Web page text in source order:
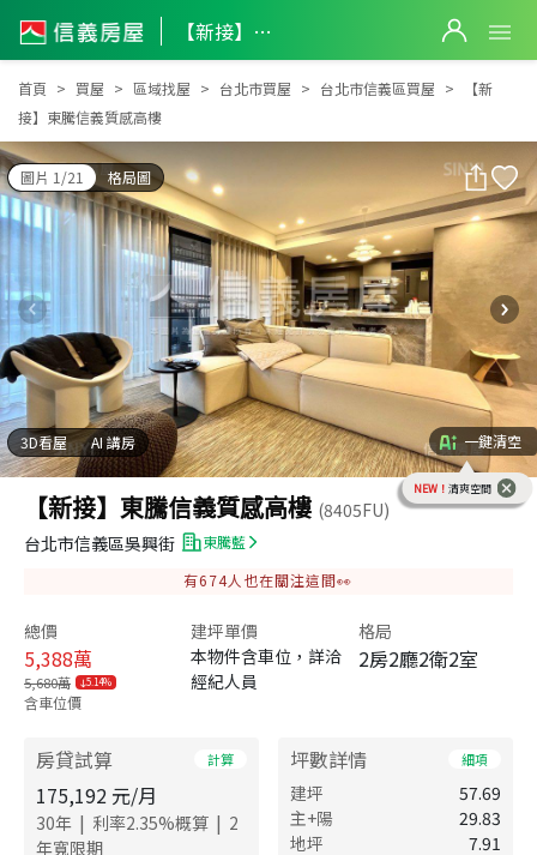
【新接】東騰信義質感高樓
【新接】東騰信義質感高樓
首頁 買屋 區域找屋 台北市買屋 台北市信義區買屋
【新
接】東騰信義質感高樓
圖片 1/21 格局圖
3D看屋 AI 講房 一鍵清空
NEW！ 清爽空間
【新接】東騰信義質感高樓 (8405FU)
台北市信義區吳興街
東騰藍
有674人也在關注這間👀
總價
5,388萬
5,680萬 5.14%
含車位價
建坪單價
本物件含車位，詳洽
經紀人員
格局
2房2廳2衛2室
房貸試算 計算
175,192 元/月
30年 | 利率2.35%概算 | 2
年寬限期
坪數詳情 細項
建坪
57.69
主+陽
29.83
地坪
7.91